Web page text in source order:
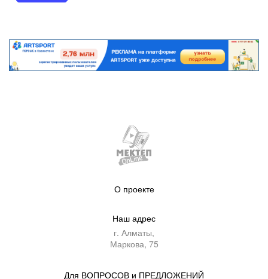
О проекте
Наш адрес
г. Алматы,
Маркова, 75
Для ВОПРОСОВ и ПРЕДЛОЖЕНИЙ